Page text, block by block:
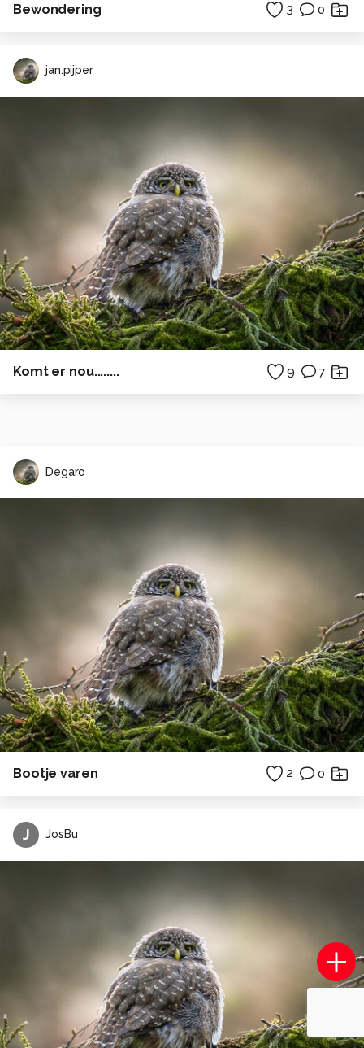
Bewondering 3 0
jan.pijper
Komt er nou........ 9 7
Degaro
Bootje varen 2 0
J JosBu